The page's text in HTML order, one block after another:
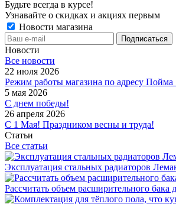
Будьте всегда в курсе!
Узнавайте о скидках и акциях первым
Новости магазина
Новости
Все новости
22 июля 2026
Режим работы магазина по адресу Пойма
5 мая 2026
С днем победы!
26 апреля 2026
С 1 Мая! Праздником весны и труда!
Статьи
Все статьи
Эксплуатация стальных радиаторов
Рассчитать объем расширительного бака